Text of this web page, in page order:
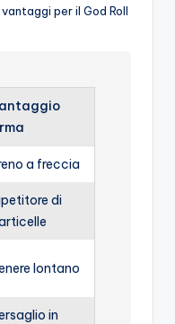
per il God Roll
a freccia
di
lontano
in